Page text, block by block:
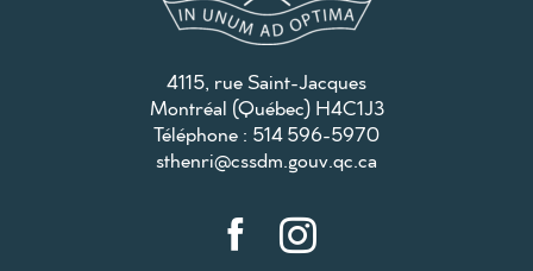
4115, rue Saint-Jacques
Montréal (Québec) H4C1J3
Téléphone : 514 596-5970
sthenri@cssdm.gouv.qc.ca